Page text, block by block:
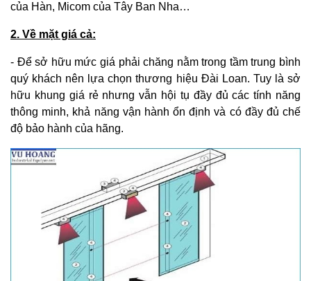
của Hàn, Micom của Tây Ban Nha…
2. Về mặt giá cả:
- Để sở hữu mức giá phải chăng nằm trong tầm trung bình
quý khách nên lựa chọn thương hiệu Đài Loan. Tuy là sở
hữu khung giá rẻ nhưng vẫn hội tụ đầy đủ các tính năng
thông minh, khả năng vận hành ổn định và có đầy đủ chế
độ bảo hành của hãng.